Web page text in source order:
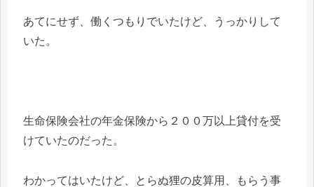
あてにせず、働くつもりでいたけど、うっかりして
いた。
生命保険会社の年金保険から２００万以上貸付を受
けていたのだった。
わかってはいたけど、とらぬ狸の皮算用、もらう事